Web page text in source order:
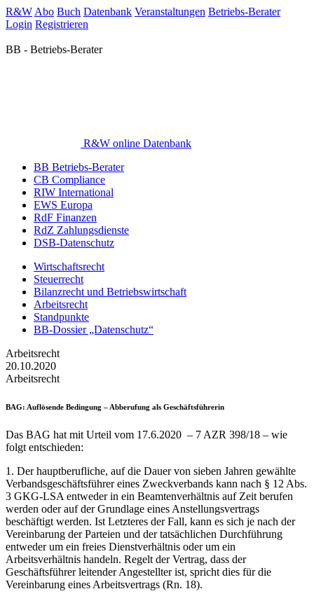
R&W Abo Buch Datenbank Veranstaltungen Betriebs-Berater
Login Registrieren
BB - Betriebs-Berater
R&W online Datenbank
BB Betriebs-Berater
CB Compliance
RIW International
EWS Europa
RdF Finanzen
RdZ Zahlungsdienste
DSB-Datenschutz
Wirtschaftsrecht
Steuerrecht
Bilanzrecht und Betriebswirtschaft
Arbeitsrecht
Standpunkte
BB-Dossier „Datenschutz“
Arbeitsrecht
20.10.2020
Arbeitsrecht
BAG: Auflösende Bedingung – Abberufung als Geschäftsführerin
Das BAG hat mit Urteil vom 17.6.2020 – 7 AZR 398/18 – wie
folgt entschieden:
1. Der hauptberufliche, auf die Dauer von sieben Jahren gewählte
Verbandsgeschäftsführer eines Zweckverbands kann nach § 12 Abs.
3 GKG-LSA entweder in ein Beamtenverhältnis auf Zeit berufen
werden oder auf der Grundlage eines Anstellungsvertrags
beschäftigt werden. Ist Letzteres der Fall, kann es sich je nach der
Vereinbarung der Parteien und der tatsächlichen Durchführung
entweder um ein freies Dienstverhältnis oder um ein
Arbeitsverhältnis handeln. Regelt der Vertrag, dass der
Geschäftsführer leitender Angestellter ist, spricht dies für die
Vereinbarung eines Arbeitsvertrags (Rn. 18).